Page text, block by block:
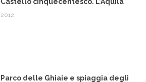
Castello cinquecentesco. L’Aquila
2012
Parco delle Ghiaie e spiaggia degli